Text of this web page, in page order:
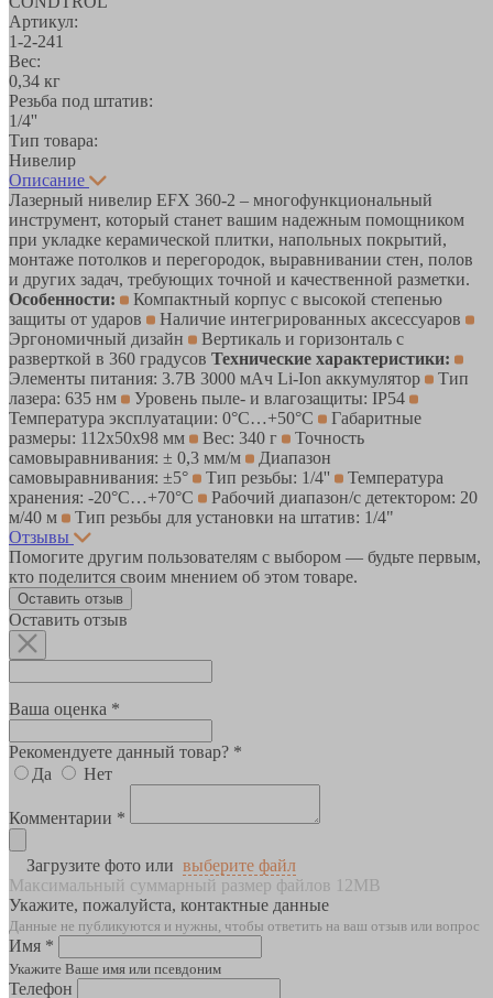
Артикул:
1-2-241
Вес:
0,34 кг
Резьба под штатив:
1/4''
Тип товара:
Нивелир
Описание
Лазерный нивелир EFX 360-2 – многофункциональный
инструмент, который станет вашим надежным помощником
при укладке керамической плитки, напольных покрытий,
монтаже потолков и перегородок, выравнивании стен, полов
и других задач, требующих точной и качественной разметки.
Особенности:
Компактный корпус с высокой степенью
защиты от ударов
Наличие интегрированных аксессуаров
Эргономичный дизайн
Вертикаль и горизонталь с
разверткой в 360 градусов Технические характеристики:
Элементы питания: 3.7В 3000 мАч Li-Ion аккумулятор
Тип
лазера: 635 нм
Уровень пыле- и влагозащиты: IP54
Температура эксплуатации: 0°C…+50°C
Габаритные
размеры: 112x50x98 мм
Вес: 340 г
Точность
самовыравнивания: ± 0,3 мм/м
Диапазон
самовыравнивания: ±5°
Тип резьбы: 1/4''
Температура
хранения: -20°C…+70°C
Рабочий диапазон/с детектором: 20
м/40 м
Тип резьбы для установки на штатив: 1/4"
Отзывы
Помогите другим пользователям с выбором — будьте первым,
кто поделится своим мнением об этом товаре.
Оставить отзыв
Оставить отзыв
Ваша оценка *
Рекомендуете данный товар? *
Да
Нет
Комментарии *
Загрузите фото или выберите файл
Максимальный суммарный размер файлов 12MB
Укажите, пожалуйста, контактные данные
Данные не публикуются и нужны, чтобы ответить на ваш отзыв или вопрос
Имя *
Укажите Ваше имя или псевдоним
Телефон